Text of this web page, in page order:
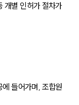
개별 인허가 절차가
들어가며, 조합원